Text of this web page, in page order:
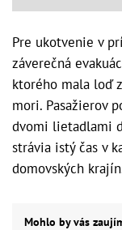
Pre ukotvenie v
záverečná
ktorého mala loď
mori. Pasažierov
dvomi lietadlami
strávia istý čas v
domovských
Mohlo by vás